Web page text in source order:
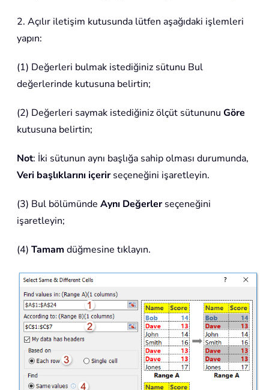
2. Açılır iletişim kutusunda lütfen aşağıdaki işlemleri
yapın:
(1) Değerleri bulmak istediğiniz sütunu Bul
değerlerinde kutusuna belirtin;
(2) Değerleri saymak istediğiniz ölçüt sütununu Göre
kutusuna belirtin;
Not: İki sütunun aynı başlığa sahip olması durumunda,
Veri başlıklarını içerirseçeneğini işaretleyin.
(3) Bul bölümünde Aynı Değerlerseçeneğini
işaretleyin;
(4) Tamam düğmesine tıklayın.